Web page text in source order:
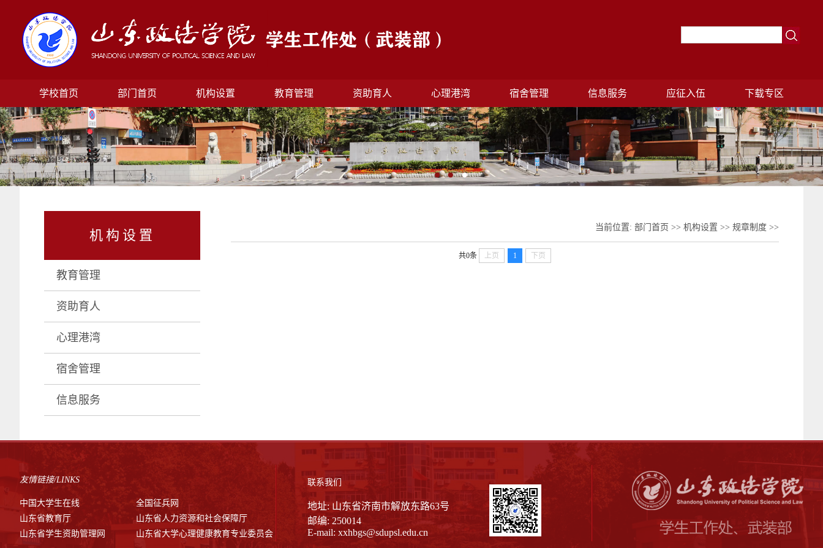
学校首页 部门首页 机构设置 教育管理 资助育人 心理港湾 宿舍管理 信息服务 应征入伍 下载专区
机构设置
教育管理
资助育人
心理港湾
宿舍管理
信息服务
当前位置: 部门首页 >> 机构设置 >> 规章制度 >>
共0条 上页 1 下页
友情链接/LINKS
中国大学生在线
全国征兵网
山东省教育厅
山东省人力资源和社会保障厅
山东省学生资助管理网
山东省大学心理健康教育专业委员会
联系我们
地址: 山东省济南市解放东路63号
邮编: 250014
E-mail: xxhbgs@sdupsl.edu.cn